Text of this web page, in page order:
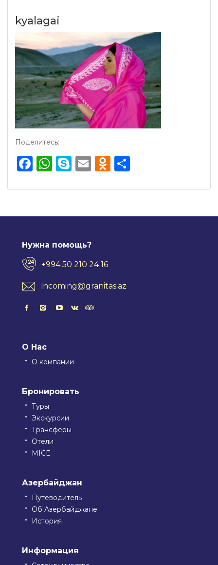
kyalagai
Поделитесь:
Facebook
WhatsApp
Skype
EmailOdnoklassniki
Нужна помощь?
+994 50 210 24 16
incoming@granitas.az
О Нас
О компании
Бронировать
Туры
Экскурсии
Трансферы
Отели
MICE
Азербайджан
Путеводитель
Об Азербайджане
История
Информация